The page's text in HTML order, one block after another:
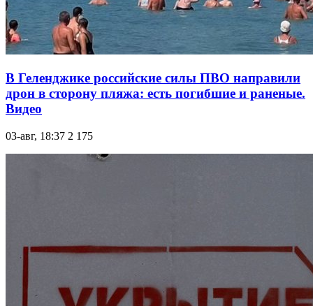
В Геленджике российские силы ПВО направили
дрон в сторону пляжа: есть погибшие и раненые.
Видео
03-авг, 18:37 2 175